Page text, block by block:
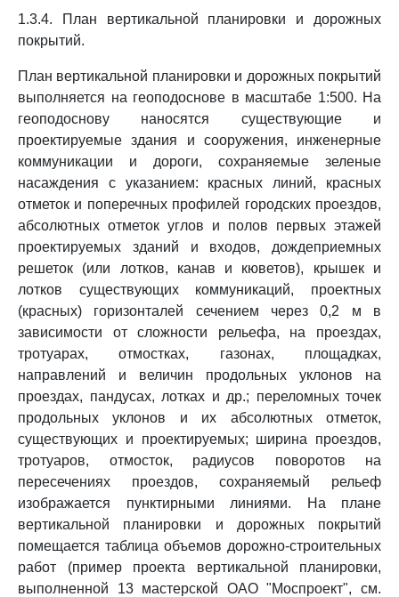
1.3.4. План вертикальной планировки и дорожных
покрытий.
План вертикальной планировки и дорожных покрытий
выполняется на геоподоснове в масштабе 1:500. На
геоподоснову наносятся существующие и
проектируемые здания и сооружения, инженерные
коммуникации и дороги, сохраняемые зеленые
насаждения с указанием: красных линий, красных
отметок и поперечных профилей городских проездов,
абсолютных отметок углов и полов первых этажей
проектируемых зданий и входов, дождеприемных
решеток (или лотков, канав и кюветов), крышек и
лотков существующих коммуникаций, проектных
(красных) горизонталей сечением через 0,2 м в
зависимости от сложности рельефа, на проездах,
тротуарах, отмостках, газонах, площадках,
направлений и величин продольных уклонов на
проездах, пандусах, лотках и др.; переломных точек
продольных уклонов и их абсолютных отметок,
существующих и проектируемых; ширина проездов,
тротуаров, отмосток, радиусов поворотов на
пересечениях проездов, сохраняемый рельеф
изображается пунктирными линиями. На плане
вертикальной планировки и дорожных покрытий
помещается таблица объемов дорожно-строительных
работ (пример проекта вертикальной планировки,
выполненной 13 мастерской ОАО "Моспроект", см.